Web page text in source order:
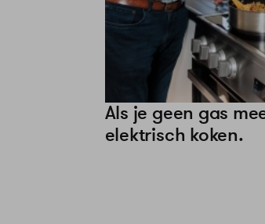
Als je geen gas
elektrisch koken.